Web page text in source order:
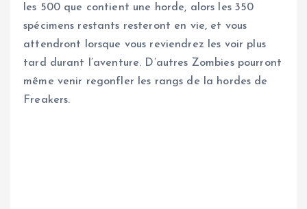
les 500 que contient une horde, alors les 350
spécimens restants resteront en vie, et vous
attendront lorsque vous reviendrez les voir plus
tard durant l’aventure. D’autres Zombies pourront
même venir regonfler les rangs de la hordes de
Freakers.